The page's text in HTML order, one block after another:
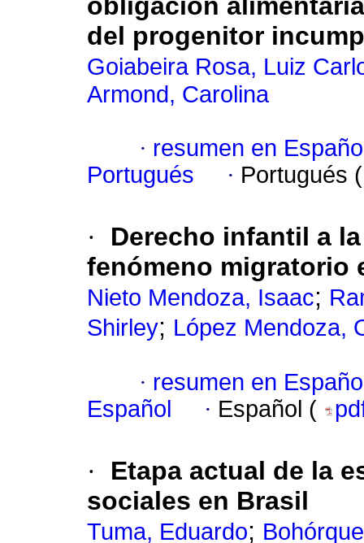
obligación
del progenitor
Goiabeira Rosa, Luiz
Armond, Carolina
· resumen en
Portugués
· Portugués
·
Derecho infantil a
fenómeno migratorio
Nieto Mendoza, Isaac;
Shirley; López Mendoza,
· resumen en
Español
· Español (
·
Etapa actual de la
sociales en Brasil
Tuma, Eduardo;